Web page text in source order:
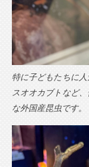
特に子どもたちに
スオオカブトなど
な外国産昆虫です。